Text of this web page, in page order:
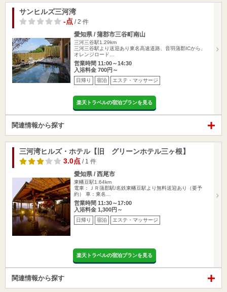
サンヒルズ三河湾
-点 / 2 件
愛知県 / 蒲郡市三谷町南山
三河三谷駅1.29km
三河三谷駅より送迎あり東名高速道路、音羽蒲郡ICから、
オレンジロード…
営業時間 11:00～14:30
入浴料金 700円～
日帰り 宿泊 エステ・マッサージ
楽天トラベルの宿泊プランを見る
関連情報から探す
三河湾ヒルズ・ホテル【旧 グリーンホテル三ヶ根】
3.0点 / 1 件
愛知県 / 西尾市
東幡豆駅1.64km
電車：ＪＲ蒲郡駅/名鉄東幡豆駅より無料送迎あり（要予
約） 車：東名…
営業時間 11:30～17:00
入浴料金 1,300円～
日帰り 宿泊 エステ・マッサージ
楽天トラベルの宿泊プランを見る
関連情報から探す